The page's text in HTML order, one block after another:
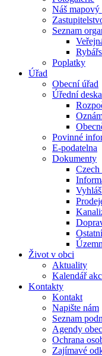
Náš mapový
Seznam
Poplatky
Úřad
Obecní úřad
Úřední deska
Povinné
E-podatelna
Dokumenty
Život v obci
Aktuality
Kalendář
Kontakty
Kontakt
Napište nám
Seznam
Agendy
Ochrana
Zajímavé